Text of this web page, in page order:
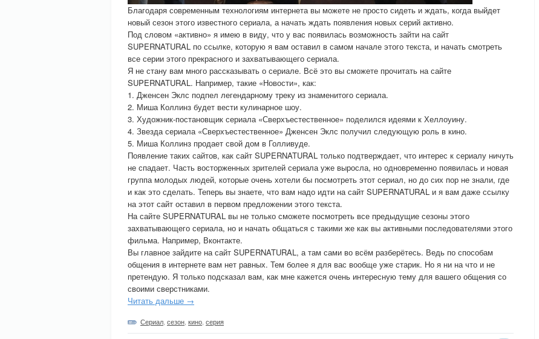
Благодаря современным технологиям интернета вы можете не просто сидеть и ждать, когда выйдет
новый сезон этого известного сериала, а начать ждать появления новых серий активно.
Под словом «активно» я имею в виду, что у вас появилась возможность зайти на сайт
SUPERNATURAL по ссылке, которую я вам оставил в самом начале этого текста, и начать смотреть
все серии этого прекрасного и захватывающего сериала.
Я не стану вам много рассказывать о сериале. Всё это вы сможете прочитать на сайте
SUPERNATURAL. Например, такие «Новости», как:
1. Дженсен Эклс подпел легендарному треку из знаменитого сериала.
2. Миша Коллинз будет вести кулинарное шоу.
3. Художник-постановщик сериала «Сверхъестественное» поделился идеями к Хеллоуину.
4. Звезда сериала «Сверхъестественное» Дженсен Эклс получил следующую роль в кино.
5. Миша Коллинз продает свой дом в Голливуде.
Появление таких сайтов, как сайт SUPERNATURAL только подтверждает, что интерес к сериалу ничуть
не спадает. Часть восторженных зрителей сериала уже выросла, но одновременно появилась и новая
группа молодых людей, которые очень хотели бы посмотреть этот сериал, но до сих пор не знали, где
и как это сделать. Теперь вы знаете, что вам надо идти на сайт SUPERNATURAL и я вам даже ссылку
на этот сайт оставил в первом предложении этого текста.
На сайте SUPERNATURAL вы не только сможете посмотреть все предыдущие сезоны этого
захватывающего сериала, но и начать общаться с такими же как вы активными последователями этого
фильма. Например, Вконтакте.
Вы главное зайдите на сайт SUPERNATURAL, а там сами во всём разберётесь. Ведь по способам
общения в интернете вам нет равных. Тем более я для вас вообще уже старик. Но я ни на что и не
претендую. Я только подсказал вам, как мне кажется очень интересную тему для вашего общения со
своими сверстниками.
Читать дальше →
Сериал сезон кино серия